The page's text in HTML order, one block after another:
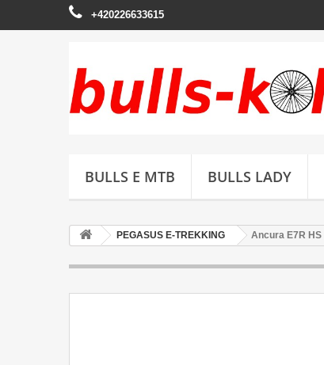
+420226633615
BULLS E MTB BULLS LADY
PEGASUS E-TREKKING Ancura E7R HS